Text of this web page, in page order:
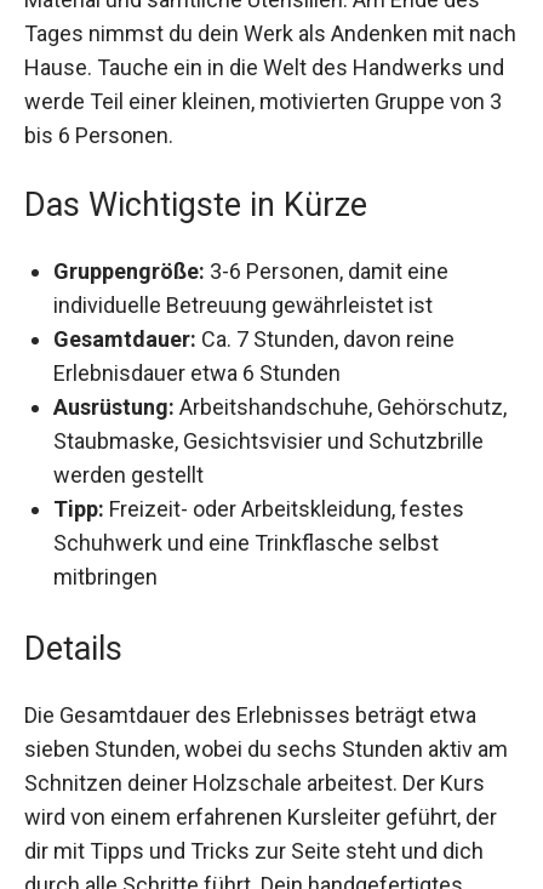
Material und sämtliche Utensilien. Am Ende des
Tages nimmst du dein Werk als Andenken mit
nach Hause. Tauche ein in die Welt des
Handwerks und werde Teil einer kleinen,
motivierten Gruppe von 3 bis 6 Personen.
Das Wichtigste in Kürze
Gruppengröße: 3-6 Personen, damit eine
individuelle Betreuung gewährleistet ist
Gesamtdauer: Ca. 7 Stunden, davon reine
Erlebnisdauer etwa 6 Stunden
Ausrüstung: Arbeitshandschuhe,
Gehörschutz, Staubmaske, Gesichtsvisier und
Schutzbrille werden gestellt
Tipp: Freizeit- oder Arbeitskleidung, festes
Schuhwerk und eine Trinkflasche selbst
mitbringen
Details
Die Gesamtdauer des Erlebnisses beträgt etwa
sieben Stunden, wobei du sechs Stunden aktiv
am Schnitzen deiner Holzschale arbeitest. Der
Kurs wird von einem erfahrenen Kursleiter
geführt, der dir mit Tipps und Tricks zur Seite